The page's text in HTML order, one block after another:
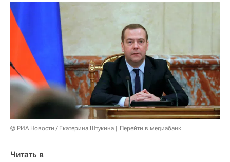
© РИА Новости / Екатерина Штукина Перейти в медиабанк
Читать в